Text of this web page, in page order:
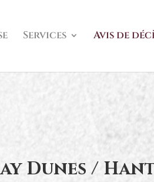
Services Avis de
Dunes /